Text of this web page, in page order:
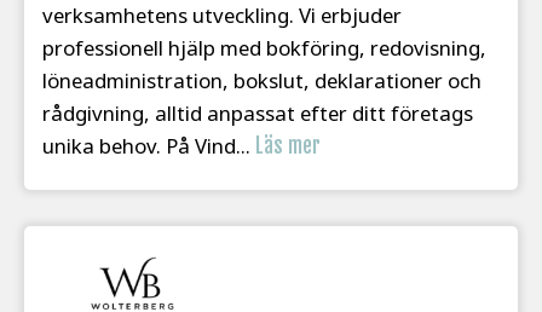
verksamhetens utveckling. Vi erbjuder
professionell hjälp med bokföring, redovisning,
löneadministration, bokslut, deklarationer och
rådgivning, alltid anpassat efter ditt företags
unika behov. På Vind... Läs mer